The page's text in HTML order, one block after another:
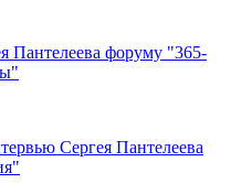
Пантелеева форуму "365-
Сергея Пантелеева